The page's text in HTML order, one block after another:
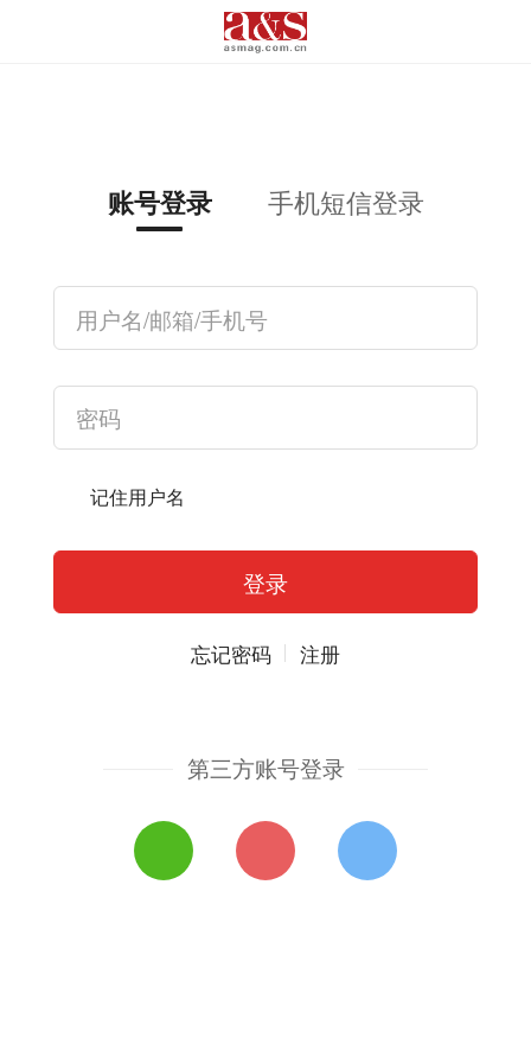
账号登录 手机短信登录
记住用户名
忘记密码 注册
第三方账号登录